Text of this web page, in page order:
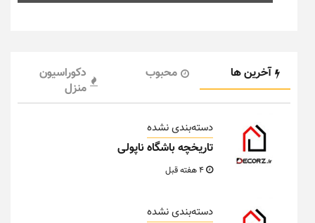
آخرین ها محبوب
دکوراسیون
منزل
دسته‌بندی نشده
تاریخچه باشگاه ناپولی
دسته‌بندی نشده